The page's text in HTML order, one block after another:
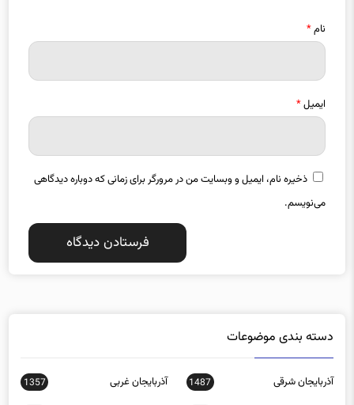
نام*
ایمیل*
ذخیره نام، ایمیل و وبسایت من در مرورگر برای زمانی که دوباره دیدگاهی
می‌نویسم.
دسته بندی موضوعات
آذربایجان شرقی 1487 آذربایجان غربی 1357